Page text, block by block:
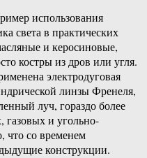
использования
света в практических
и керосиновые,
костры из дров или угля.
электродуговая
линзы Френеля,
луч, гораздо более
газовых и угольно-
что со временем
конструкции.